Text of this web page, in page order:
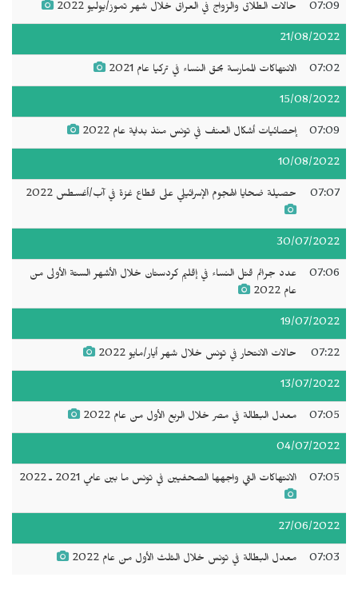
07:09 حالات الطلاق والزواج في العراق خلال شهر تموز/يوليو 2022
21/08/2022
07:02 الانتهاكات الممارسة بحق النساء في تركيا عام 2021
15/08/2022
07:09 إحصائيات أشكال العنف في تونس منذ بداية عام 2022
10/08/2022
07:07 حصيلة ضحايا الهجوم الإسرائيلي على قطاع غزة في آب/أغسطس 2022
30/07/2022
07:06
عدد جرائم قتل النساء في إقليم كردستان خلال الأشهر الستة الأولى من
عام 2022
19/07/2022
07:22 حالات الانتحار في تونس خلال شهر أيار/مايو 2022
13/07/2022
07:05 معدل البطالة في مصر خلال الربع الأول من عام 2022
04/07/2022
07:05 الانتهاكات التي واجهها الصحفيين في تونس ما بين عامي 2021 ـ 2022
27/06/2022
07:03 معدل البطالة في تونس خلال الثلث الأول من عام 2022